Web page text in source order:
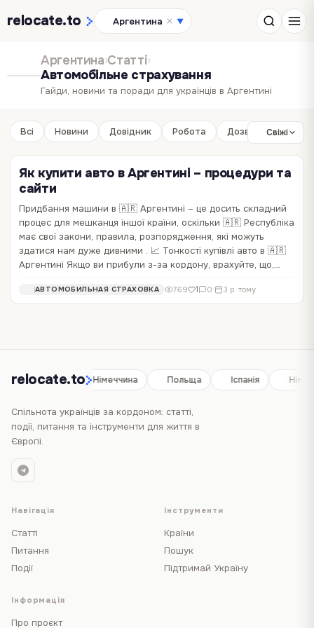
relocate.to Аргентина ▼
Аргентина›Статті›
Автомобільне страхування
Гайди, новини та поради для українців в Аргентині
Всі Новини Довідник Робота ДозвілляСвіжі
Як купити авто в Аргентині – процедури та
сайти
Придбання машини в 🇦🇷 Аргентині – це досить складний
процес для мешканця іншої країни, оскільки 🇦🇷 Республіка
має свої закони, правила, розпорядження, які можуть
здатися нам дуже дивними . 📈 Тонкості купівлі авто в 🇦🇷
Аргентині Якщо ви прибули з-за кордону, врахуйте, що,…
АВТОМОБИЛЬНАЯ СТРАХОВКА 769 1 0· 3 р. тому
relocate.to
Іспанія Німеччина Польща Іспанія
Спільнота українців за кордоном: статті,
події, питання та інструменти для життя в
Європі.
Навігація
Статті
Питання
Події
Інструменти
Країни
Пошук
Підтримай Україну
Інформація
Про проєкт